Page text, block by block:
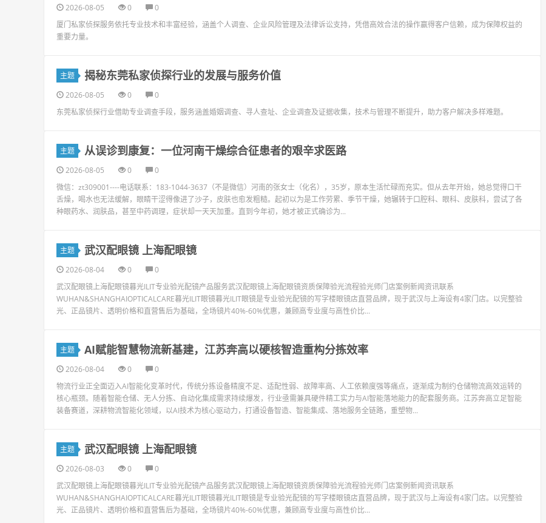
2026-08-05 0
0
厦门私家侦探服务依托专业技术和丰富经验，涵盖个人调查、企业风险管理及法律诉讼支持，凭借高效合法的操作赢得客户信赖，成为保障权益的
重要力量。
主题 揭秘东莞私家侦探行业的发展与服务价值
2026-08-05 0
0
东莞私家侦探行业借助专业调查手段，服务涵盖婚姻调查、寻人查址、企业调查及证据收集，技术与管理不断提升，助力客户解决多样难题。
主题 从误诊到康复：一位河南干燥综合征患者的艰辛求医路
2026-08-05 0
0
微信：zt309001----电话联系：183-1044-3637（不是微信）河南的张女士（化名），35岁，原本生活忙碌而充实。但从去年开始，她总觉得口干
舌燥，喝水也无法缓解，眼睛干涩得像进了沙子，皮肤也愈发粗糙。起初以为是工作劳累、季节干燥，她辗转于口腔科、眼科、皮肤科，尝试了各
种眼药水、润肤品，甚至中药调理，症状却一天天加重。直到今年初，她才被正式确诊为...
主题 武汉配眼镜 上海配眼镜
2026-08-04 0
0
武汉配眼镜上海配眼镜暮光ILIT专业验光配镜产品服务武汉配眼镜上海配眼镜资质保障验光流程验光师门店案例新闻资讯联系
WUHAN&SHANGHAIOPTICALCARE暮光ILIT眼镜暮光ILIT眼镜是专业验光配镜的写字楼眼镜店直营品牌，现于武汉与上海设有4家门店。以完整验
光、正品镜片、透明价格和直营售后为基础，全场镜片40%-60%优惠，兼顾高专业度与高性价比...
主题 AI赋能智慧物流新基建，江苏奔高以硬核智造重构分拣效率
2026-08-04 0
0
物流行业正全面迈入AI智能化变革时代，传统分拣设备精度不足、适配性弱、故障率高、人工依赖度强等痛点，逐渐成为制约仓储物流高效运转的
核心瓶颈。随着智能仓储、无人分拣、自动化集成需求持续爆发，行业亟需兼具硬件精工实力与AI智能落地能力的配套服务商。江苏奔高立足智能
装备赛道，深耕物流智能化领域，以AI技术为核心驱动力，打通设备智造、智能集成、落地服务全链路，重塑物...
主题 武汉配眼镜 上海配眼镜
2026-08-03 0
0
武汉配眼镜上海配眼镜暮光ILIT专业验光配镜产品服务武汉配眼镜上海配眼镜资质保障验光流程验光师门店案例新闻资讯联系
WUHAN&SHANGHAIOPTICALCARE暮光ILIT眼镜暮光ILIT眼镜是专业验光配镜的写字楼眼镜店直营品牌，现于武汉与上海设有4家门店。以完整验
光、正品镜片、透明价格和直营售后为基础，全场镜片40%-60%优惠，兼顾高专业度与高性价比...